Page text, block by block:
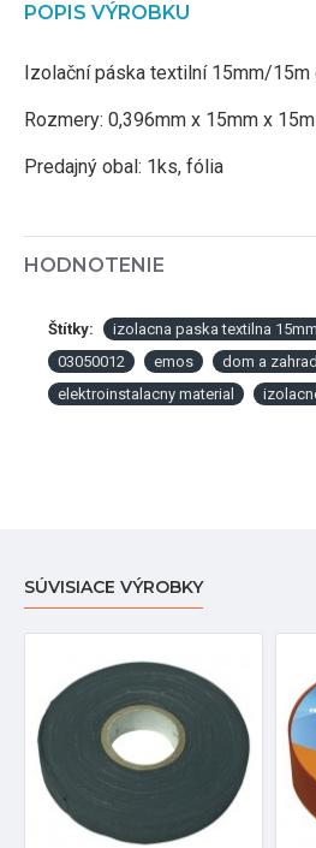
POPIS VÝROBKU
Izolační páska textilní 15mm/15m
Rozmery: 0,396mm x 15mm x 15m
Predajný obal: 1ks, fólia
HODNOTENIE
Štítky:
izolacna paska textilna
03050012
emos
dom a
elektroinstalacny material
SÚVISIACE VÝROBKY